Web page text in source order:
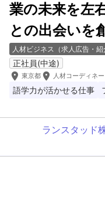
業の未来を左
との出会いを
人材ビジネス（求人広告・紹
正社員(中途)
room 東京都 room 人材コーディネ
語学力が活かせる仕事
ランスタッド